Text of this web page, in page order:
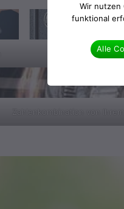
Elektroniksafe
Zahlenkombination von
Wir nutzen
funktional
Alle